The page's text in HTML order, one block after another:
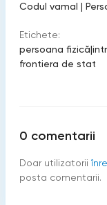
Codul vamal |
Etichete:
persoana fizică|
frontiera de stat
0 comentarii
Doar utilizatorii
posta comentarii.